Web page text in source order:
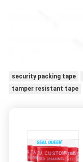
security packing tape
tamper resistant tape